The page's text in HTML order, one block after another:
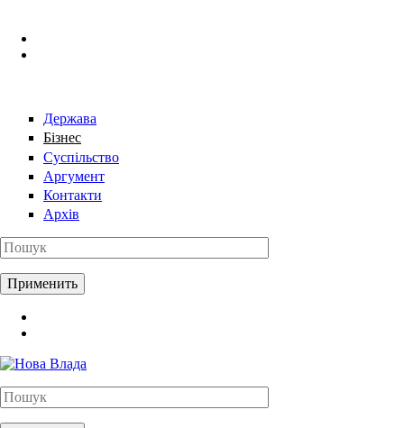
Держава
Бізнес
Суспільство
Аргумент
Контакти
Архів